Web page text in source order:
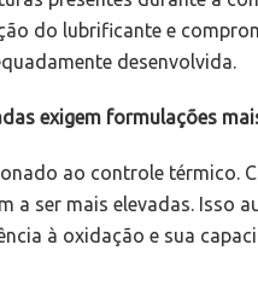
do lubrificante e
desenvolvida.
exigem formulações
ao controle térmico.
a ser mais elevadas. Isso
à oxidação e sua